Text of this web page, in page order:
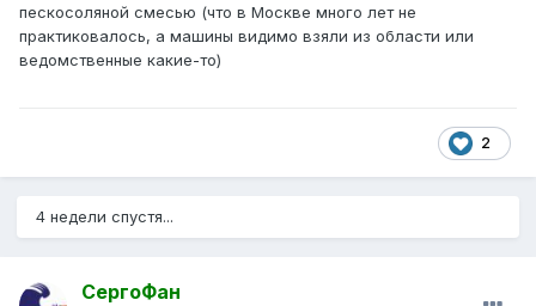
пескосоляной смесью (что в Москве много лет не
практиковалось, а машины видимо взяли из области или
ведомственные какие-то)
2
4 недели спустя...
СергоФан